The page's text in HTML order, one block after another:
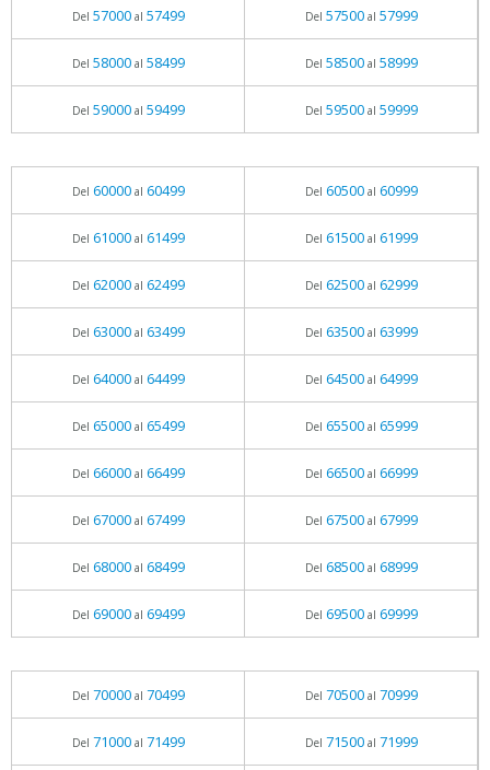
Del 57000al 57499 Del 57500al 57999
Del 58000al 58499 Del 58500al 58999
Del 59000al 59499 Del 59500al 59999
Del 60000al 60499 Del 60500al 60999
Del 61000al 61499 Del 61500al 61999
Del 62000al 62499 Del 62500al 62999
Del 63000al 63499 Del 63500al 63999
Del 64000al 64499 Del 64500al 64999
Del 65000al 65499 Del 65500al 65999
Del 66000al 66499 Del 66500al 66999
Del 67000al 67499 Del 67500al 67999
Del 68000al 68499 Del 68500al 68999
Del 69000al 69499 Del 69500al 69999
Del 70000al 70499 Del 70500al 70999
Del 71000al 71499 Del 71500al 71999